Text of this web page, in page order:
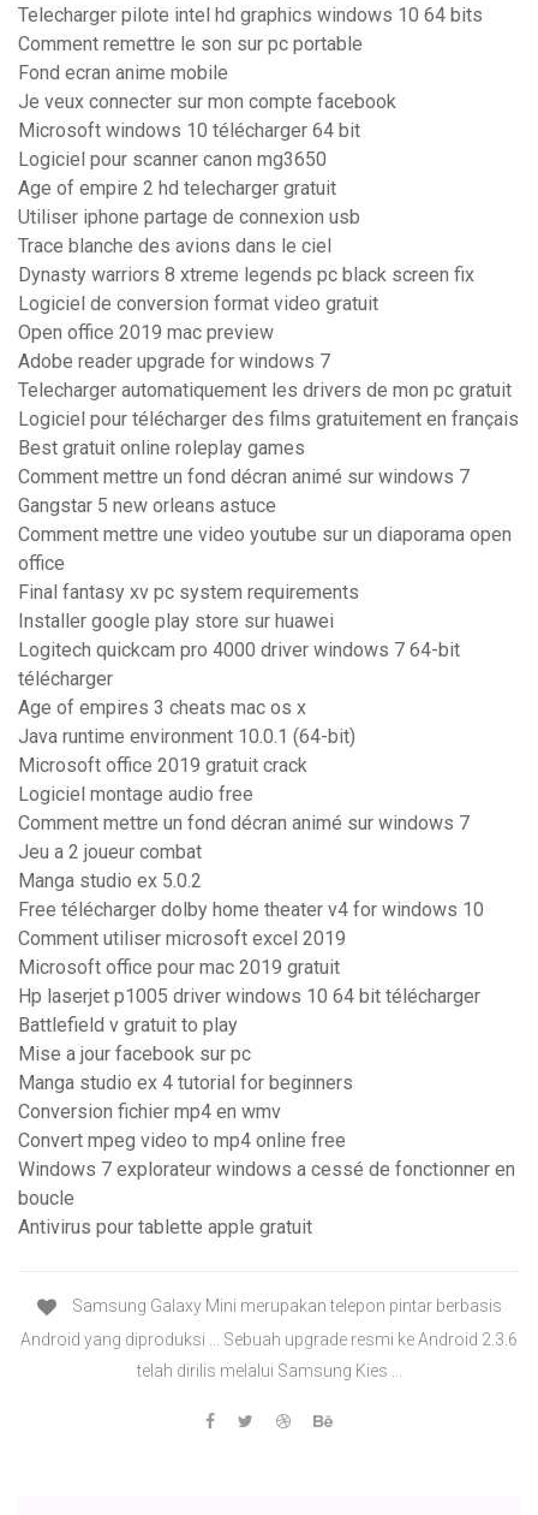
Telecharger pilote intel hd graphics windows 10 64 bits
Comment remettre le son sur pc portable
Fond ecran anime mobile
Je veux connecter sur mon compte facebook
Microsoft windows 10 télécharger 64 bit
Logiciel pour scanner canon mg3650
Age of empire 2 hd telecharger gratuit
Utiliser iphone partage de connexion usb
Trace blanche des avions dans le ciel
Dynasty warriors 8 xtreme legends pc black screen fix
Logiciel de conversion format video gratuit
Open office 2019 mac preview
Adobe reader upgrade for windows 7
Telecharger automatiquement les drivers de mon pc gratuit
Logiciel pour télécharger des films gratuitement en français
Best gratuit online roleplay games
Comment mettre un fond décran animé sur windows 7
Gangstar 5 new orleans astuce
Comment mettre une video youtube sur un diaporama open
office
Final fantasy xv pc system requirements
Installer google play store sur huawei
Logitech quickcam pro 4000 driver windows 7 64-bit
télécharger
Age of empires 3 cheats mac os x
Java runtime environment 10.0.1 (64-bit)
Microsoft office 2019 gratuit crack
Logiciel montage audio free
Comment mettre un fond décran animé sur windows 7
Jeu a 2 joueur combat
Manga studio ex 5.0.2
Free télécharger dolby home theater v4 for windows 10
Comment utiliser microsoft excel 2019
Microsoft office pour mac 2019 gratuit
Hp laserjet p1005 driver windows 10 64 bit télécharger
Battlefield v gratuit to play
Mise a jour facebook sur pc
Manga studio ex 4 tutorial for beginners
Conversion fichier mp4 en wmv
Convert mpeg video to mp4 online free
Windows 7 explorateur windows a cessé de fonctionner en
boucle
Antivirus pour tablette apple gratuit
Samsung Galaxy Mini merupakan telepon pintar berbasis
Android yang diproduksi ... Sebuah upgrade resmi ke Android 2.3.6
telah dirilis melalui Samsung Kies ...